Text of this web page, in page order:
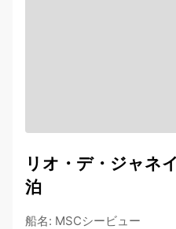
リオ・デ・ジャネ
泊
船名: MSCシービュー